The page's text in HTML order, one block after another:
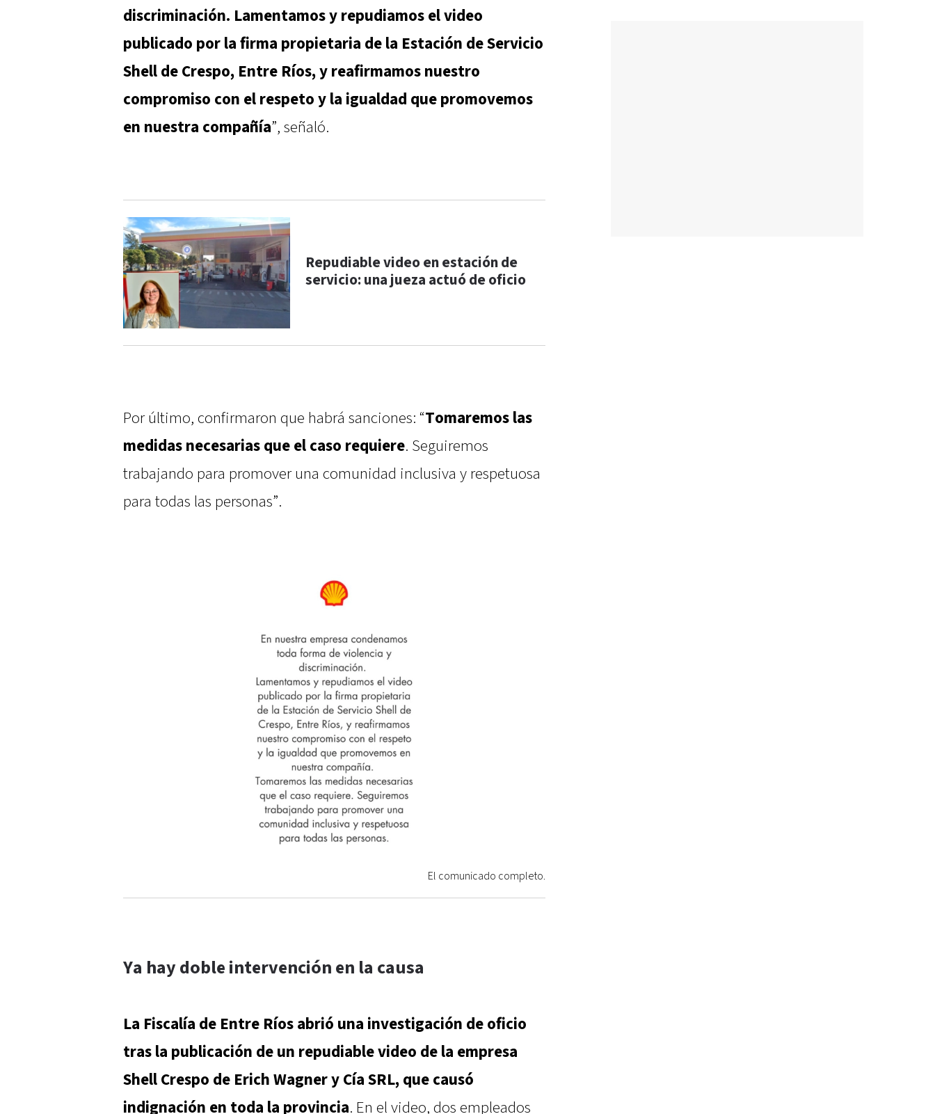
discriminación. Lamentamos y repudiamos el video
publicado por la firma propietaria de la Estación de Servicio
Shell de Crespo, Entre Ríos, y reafirmamos nuestro
compromiso con el respeto y la igualdad que promovemos
en nuestra compañía”, señaló.
Repudiable video en estación de
servicio: una jueza actuó de oficio
Por último, confirmaron que habrá sanciones: “Tomaremos las
medidas necesarias que el caso requiere. Seguiremos
trabajando para promover una comunidad inclusiva y respetuosa
para todas las personas”.
El comunicado completo.
Ya hay doble intervención en la causa
La Fiscalía de Entre Ríos abrió una investigación de oficio
tras la publicación de un repudiable video de la empresa
Shell Crespo de Erich Wagner y Cía SRL, que causó
indignación en toda la provincia. En el video, dos empleados